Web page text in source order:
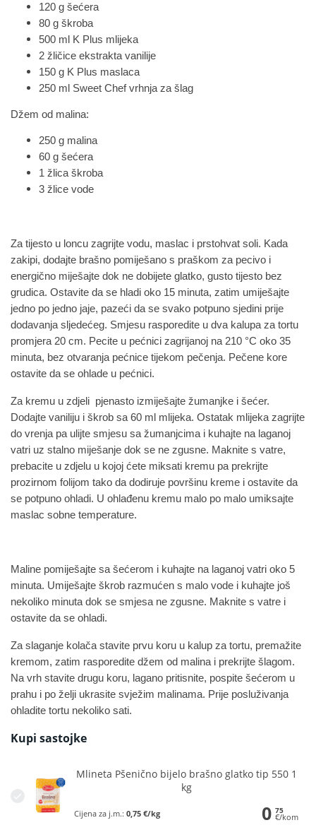
120 g šećera
80 g škroba
500 ml K Plus mlijeka
2 žličice ekstrakta vanilije
150 g K Plus maslaca
250 ml Sweet Chef vrhnja za šlag
Džem od malina:
250 g malina
60 g šećera
1 žlica škroba
3 žlice vode
Za tijesto u loncu zagrijte vodu, maslac i prstohvat soli. Kada
zakipi, dodajte brašno pomiješano s praškom za pecivo i
energično miješajte dok ne dobijete glatko, gusto tijesto bez
grudica. Ostavite da se hladi oko 15 minuta, zatim umiješajte
jedno po jedno jaje, pazeći da se svako potpuno sjedini prije
dodavanja sljedećeg. Smjesu rasporedite u dva kalupa za tortu
promjera 20 cm. Pecite u pećnici zagrijanoj na 210 °C oko 35
minuta, bez otvaranja pećnice tijekom pečenja. Pečene kore
ostavite da se ohlade u pećnici.
Za kremu u zdjeli pjenasto izmiješajte žumanjke i šećer.
Dodajte vaniliju i škrob sa 60 ml mlijeka. Ostatak mlijeka zagrijte
do vrenja pa ulijte smjesu sa žumanjcima i kuhajte na laganoj
vatri uz stalno miješanje dok se ne zgusne. Maknite s vatre,
prebacite u zdjelu u kojoj ćete miksati kremu pa prekrijte
prozirnom folijom tako da dodiruje površinu kreme i ostavite da
se potpuno ohladi. U ohlađenu kremu malo po malo umiksajte
maslac sobne temperature.
Maline pomiješajte sa šećerom i kuhajte na laganoj vatri oko 5
minuta. Umiješajte škrob razmućen s malo vode i kuhajte još
nekoliko minuta dok se smjesa ne zgusne. Maknite s vatre i
ostavite da se ohladi.
Za slaganje kolača stavite prvu koru u kalup za tortu, premažite
kremom, zatim rasporedite džem od malina i prekrijte šlagom.
Na vrh stavite drugu koru, lagano pritisnite, pospite šećerom u
prahu i po želji ukrasite svježim malinama. Prije posluživanja
ohladite tortu nekoliko sati.
Kupi sastojke
Mlineta Pšenično bijelo brašno glatko tip 550 1
kg
Cijena za j.m.: 0,75 €/kg 0 75
€/kom